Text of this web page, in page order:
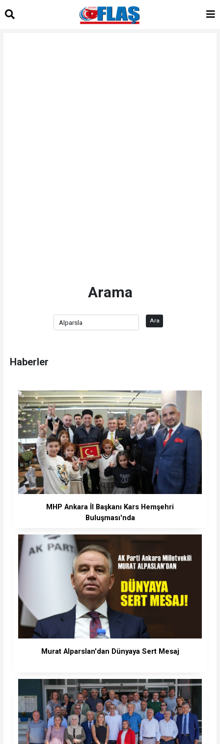
Arama
Ara
Haberler
MHP Ankara İl Başkanı Kars Hemşehri
Buluşması'nda
Murat Alparslan'dan Dünyaya Sert Mesaj